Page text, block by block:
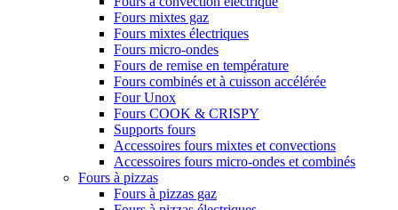
Fours mixtes gaz
Fours mixtes électriques
Fours micro-ondes
Fours de remise en température
Fours combinés et à cuisson accélérée
Four Unox
Fours COOK & CRISPY
Supports fours
Accessoires fours mixtes et convections
Accessoires fours micro-ondes et combinés
Fours à pizzas
Fours à pizzas gaz